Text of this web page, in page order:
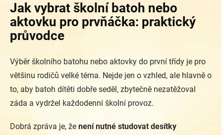
Jak vybrat školní batoh nebo
aktovku pro prvňáčka: praktický
průvodce
Výběr školního batohu nebo aktovky do první třídy je pro
většinu rodičů velké téma. Nejde jen o vzhled, ale hlavně o
to, aby batoh dítěti dobře seděl, zbytečně nezatěžoval
záda a vydržel každodenní školní provoz.
Dobrá zpráva je, že není nutné studovat desítky